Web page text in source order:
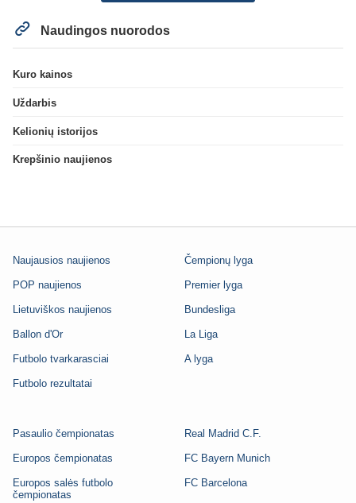
Naudingos nuorodos
Kuro kainos
Uždarbis
Kelionių istorijos
Krepšinio naujienos
Naujausios naujienos
POP naujienos
Lietuviškos naujienos
Ballon d'Or
Futbolo tvarkarasciai
Futbolo rezultatai
Čempionų lyga
Premier lyga
Bundesliga
La Liga
A lyga
Pasaulio čempionatas
Europos čempionatas
Europos salės futbolo
čempionatas
Real Madrid C.F.
FC Bayern Munich
FC Barcelona